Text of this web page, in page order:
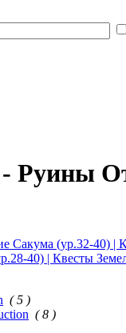
- Руины
Сакума (ур.32-40) |
40) | Квесты
( 5 )
( 8 )